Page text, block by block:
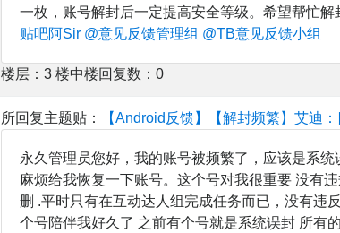
一枚，账号解封后一定提高安全等级。希望帮忙解
贴吧阿Sir @意见反馈管理组 @TB意见反馈小组
楼层：3 楼中楼回复数：0
所回复主题贴： 【Android反馈】【解封频繁】艾迪
永久管理员您好，我的账号被频繁了，应该是系统
麻烦给我恢复一下账号。这个号对我很重要 没有
删 .平时只有在互动达人组完成任务而已，没有违
个号陪伴我好久了 之前有个号就是系统误封 所有